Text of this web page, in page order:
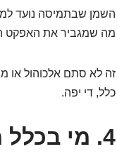
השמן שבתמיסה נועד
מה שמגביר את האפקט
זה לא סתם אלכוהול או
כלל, די יפה.
4. מי